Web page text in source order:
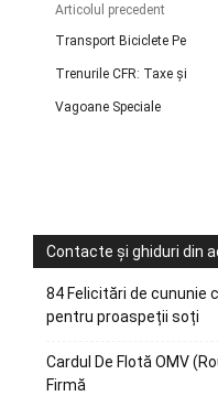
Articolul precedent
Transport Biciclete Pe
Trenurile CFR: Taxe și
Vagoane Speciale
Contacte și ghiduri din
84 Felicitări de cununie
pentru proaspeții soți
Cardul De Flotă OMV
Firmă